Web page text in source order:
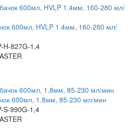
600мл, HVLP 1.4мм, 160-280 мл/
H-827G-1,4
600мл, 1.8мм, 85-230 мл/мин
S-990G-1,4